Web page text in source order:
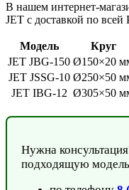
В нашем интернет-
JET с доставкой по всей
Модель Круг
JET JBG-150 Ø150×20
JET JSSG-10 Ø250×50
JET IBG-12 Ø305×50
Нужна
подходящую